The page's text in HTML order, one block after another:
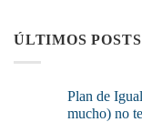
ÚLTIMOS POSTS
Plan de
mucho) no